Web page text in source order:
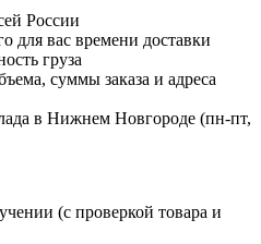
России
для вас времени доставки
груза
суммы заказа и адреса
в Нижнем Новгороде (пн-пт,
(с проверкой товара и